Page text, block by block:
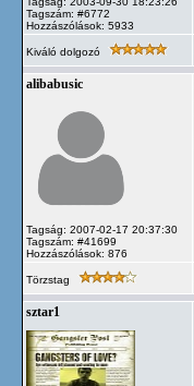
Tagszám: #6772
Hozzászólások: 5933
Kiváló dolgozó
alibabusic
Tagság: 2007-02-17 20:37:30
Tagszám: #41699
Hozzászólások: 876
Törzstag
sztar1